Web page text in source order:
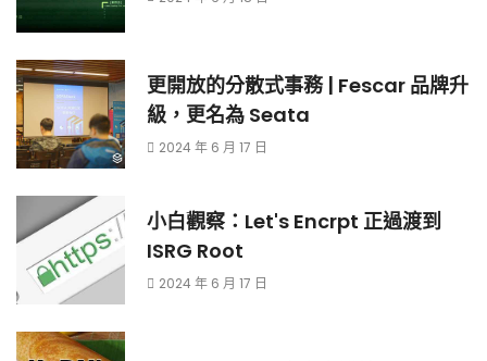
更開放的分散式事務 | Fescar 品牌升
級，更名為 Seata
2024 年 6 月 17 日
小白觀察：Let's Encrpt 正過渡到
ISRG Root
2024 年 6 月 17 日